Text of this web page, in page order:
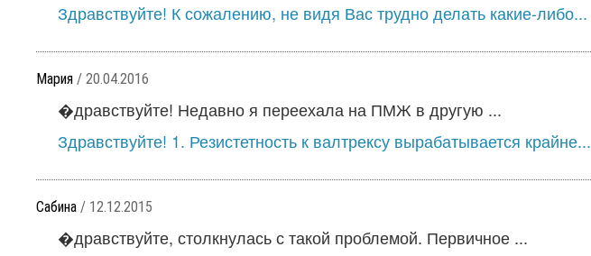
Здравствуйте! К сожалению, не видя Вас трудно делать какие-либо...
Мария / 20.04.2016
�дравствуйте! Недавно я переехала на ПМЖ в другую ...
Здравствуйте! 1. Резистетность к валтрексу вырабатывается крайне...
Сабина / 12.12.2015
�дравствуйте, столкнулась с такой проблемой. Первичное ...